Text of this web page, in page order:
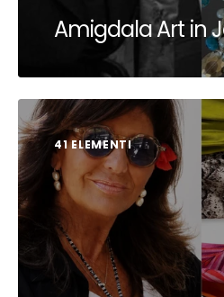
Amigdala Art in
41 ELEMENTI